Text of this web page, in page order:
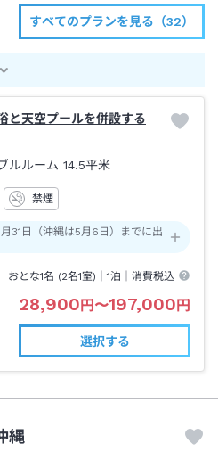
すべてのプランを見る（32）
と天空プールを併設する
ルルーム 14.5平米
禁煙
日（沖縄は5月6日）までに出
おとな1名 (2名1室)｜1泊 ｜消費税込
28,900 円 〜197,000 円
選択する
縄